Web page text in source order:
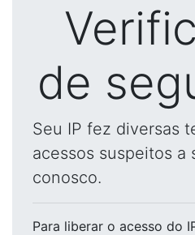
de
Seu IP fez diversas
acessos suspeitos a
conosco.
Para liberar o acesso do